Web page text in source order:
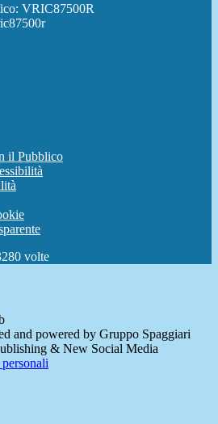
VRIC87500R
il Pubblico
volte
and powered by Gruppo Spaggiari
& New Social Media